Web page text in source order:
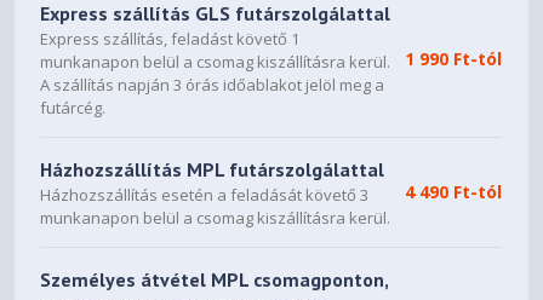
Termékszín Halszürke alumínium
Billentyűzet
Cseppálló, háttér-világításos
Kamera 5 MP-es infravörös kamera
dupla sztereó hangszóró,
Express szállítás GLS futárszolgálattal
Express szállítás, feladást követő 1
munkanapon belül a csomag kiszállításra kerül.
A szállítás napján 3 órás időablakot jelöl meg a
futárcég.
1 990 Ft-tól
Házhozszállítás MPL futárszolgálattal
Házhozszállítás esetén a feladását követő 3
munkanapon belül a csomag kiszállításra kerül.
4 490 Ft-tól
Személyes átvétel MPL csomagponton,